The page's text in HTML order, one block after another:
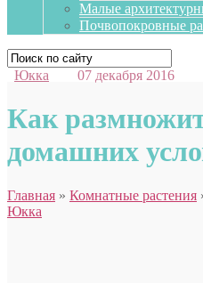
Малые
Почвопокровные
Юкка 07 декабря 2016
Как
домашних
Главная » Комнатные растения
Юкка